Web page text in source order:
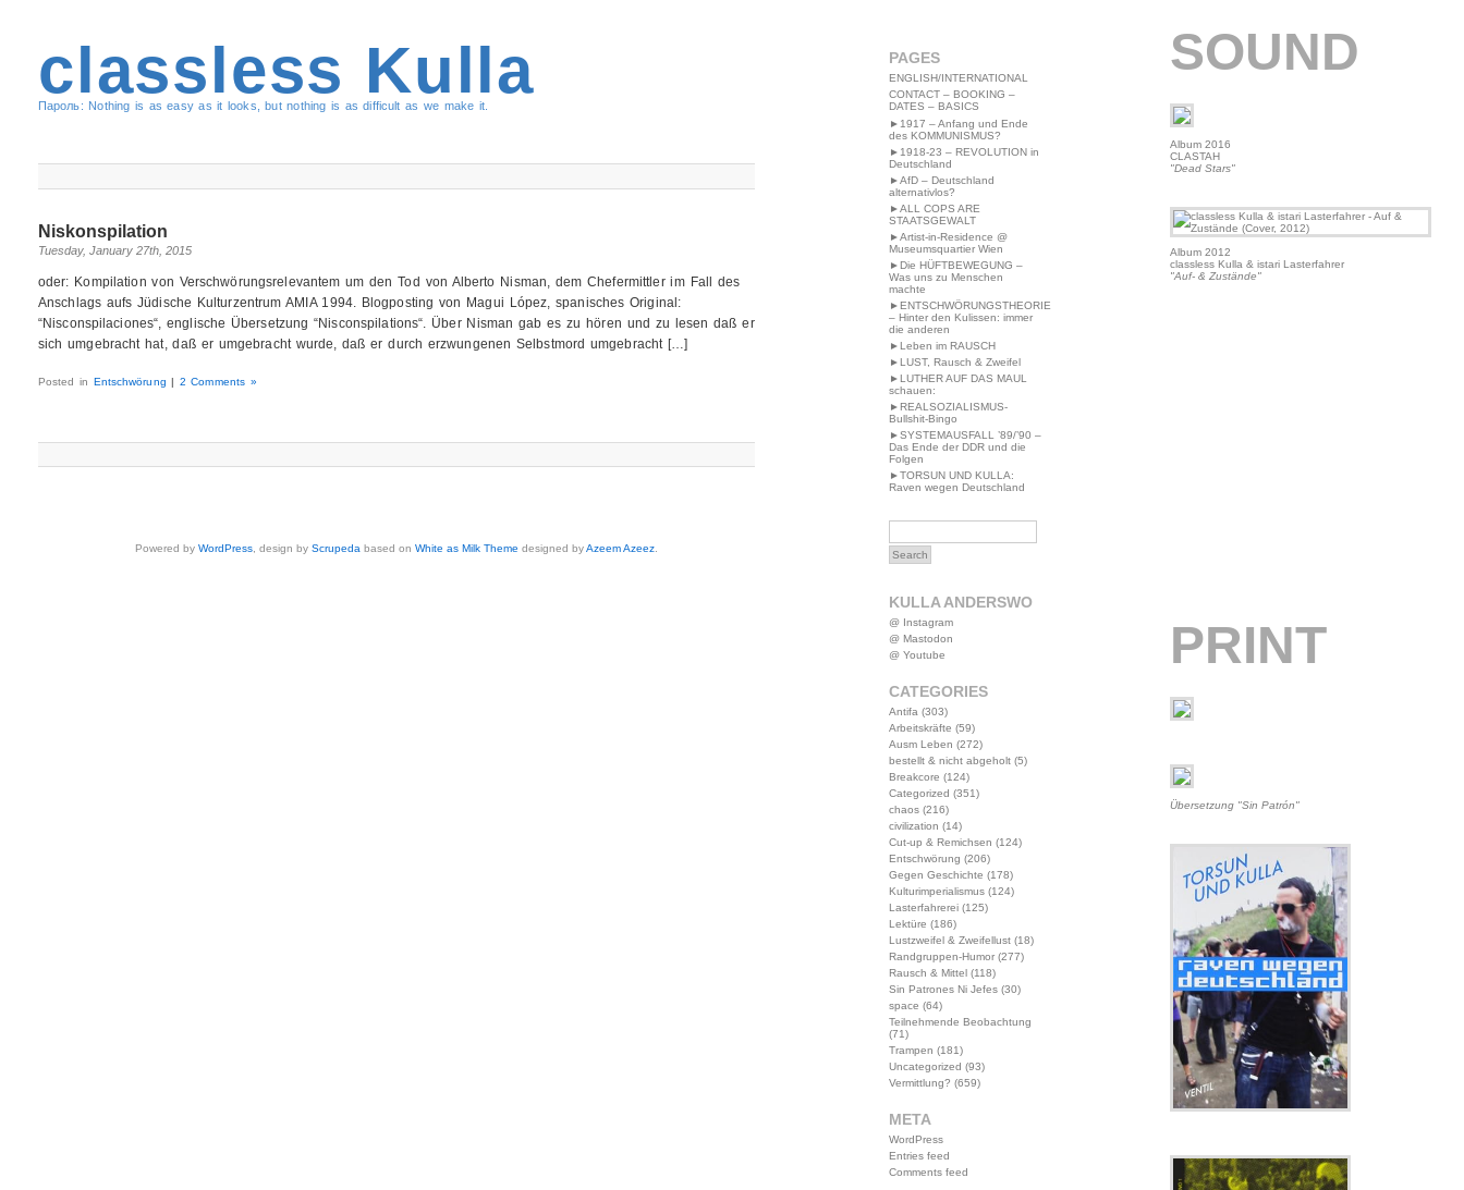
classless Kulla
Пароль: Nothing is as easy as it looks, but nothing is as difficult as we make it.
Niskonspilation
Tuesday, January 27th, 2015
oder: Kompilation von Verschwörungsrelevantem um den Tod von Alberto Nisman, dem Chefermittler im Fall des
Anschlags aufs Jüdische Kulturzentrum AMIA 1994. Blogposting von Magui López, spanisches Original:
“Nisconspilaciones“, englische Übersetzung “Nisconspilations“. Über Nisman gab es zu hören und zu lesen daß er
sich umgebracht hat, daß er umgebracht wurde, daß er durch erzwungenen Selbstmord umgebracht […]
Posted in Entschwörung | 2 Comments »
Powered byWordPress , design byScrupeda based onWhite as Milk Theme designed byAzeem Azeez
PAGES
ENGLISH/INTERNATIONAL
CONTACT – BOOKING –
DATES – BASICS
►1917 – Anfang und Ende
des KOMMUNISMUS?
►1918-23 – REVOLUTION in
Deutschland
►AfD – Deutschland
alternativlos?
►ALL COPS ARE
STAATSGEWALT
►Artist-in-Residence @
Museumsquartier Wien
►Die HÜFTBEWEGUNG –
Was uns zu Menschen
machte
►ENTSCHWÖRUNGSTHEORIE
– Hinter den Kulissen: immer
die anderen
►Leben im RAUSCH
►LUST, Rausch & Zweifel
►LUTHER AUF DAS MAUL
schauen:
►REALSOZIALISMUS-
Bullshit-Bingo
►SYSTEMAUSFALL ’89/’90 –
Das Ende der DDR und die
Folgen
►TORSUN UND KULLA:
Raven wegen Deutschland
KULLA ANDERSWO
@ Instagram
@ Mastodon
@ Youtube
CATEGORIES
Antifa (303)
Arbeitskräfte (59)
Ausm Leben (272)
bestellt & nicht abgeholt(5)
Breakcore (124)
Categorized (351)
chaos(216)
civilization (14)
Cut-up & Remichsen (124)
Entschwörung (206)
Gegen Geschichte (178)
Kulturimperialismus(124)
Lasterfahrerei(125)
Lektüre (186)
Lustzweifel & Zweifellust(18)
Randgruppen-Humor(277)
Rausch & Mittel(118)
Sin Patrones Ni Jefes(30)
space (64)
Teilnehmende Beobachtung
(71)
Trampen (181)
Uncategorized (93)
Vermittlung? (659)
META
WordPress
Entries feed
Comments feed
SOUND
Album 2016
CLASTAH
"Dead Stars"
Album 2012
classless Kulla & istari Lasterfahrer
"Auf- & Zustände"
PRINT
Übersetzung "Sin Patrón"